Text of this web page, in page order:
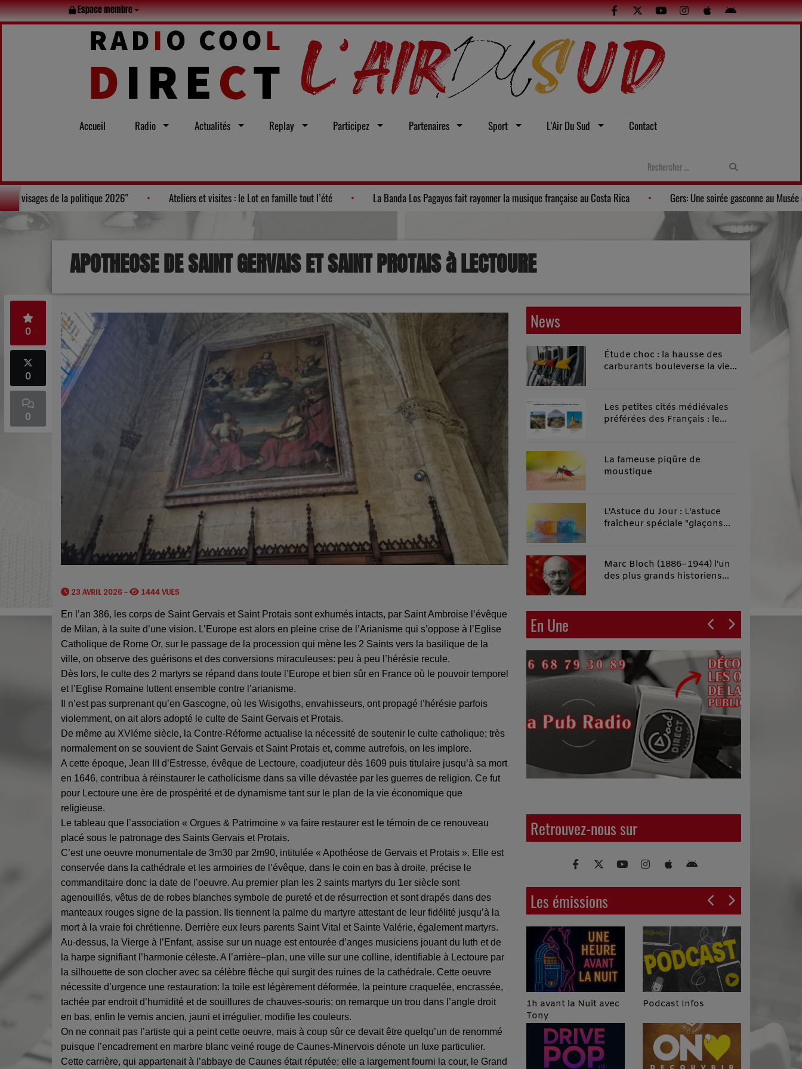
Espace membre
Accueil Radio Actualités Replay Participez Partenaires Sport L'Air Du Sud Contact
figure au Palmarès des "100 nouveaux visages de la politique 2026" Ateliers et visites : le Lot en famille tout l’été La Banda Los Pagayos fait rayonner la musique française au Costa Rica
APOTHEOSE DE SAINT GERVAIS ET SAINT PROTAIS à LECTOURE
0
0
0
23 AVRIL 2026 - 1444 VUES
En l’an 386, les corps de Saint Gervais et Saint Protais sont exhumés intacts, par Saint Ambroise l’évêque
de Milan, à la suite d’une vision. L’Europe est alors en pleine crise de l’Arianisme qui s’oppose à l’Eglise
Catholique de Rome Or, sur le passage de la procession qui mène les 2 Saints vers la basilique de la
ville, on observe des guérisons et des conversions miraculeuses: peu à peu l’hérésie recule.
Dès lors, le culte des 2 martyrs se répand dans toute l’Europe et bien sûr en France où le pouvoir temporel
et l’Eglise Romaine luttent ensemble contre l’arianisme.
Il n’est pas surprenant qu’en Gascogne, où les Wisigoths, envahisseurs, ont propagé l’hérésie parfois
violemment, on ait alors adopté le culte de Saint Gervais et Protais.
De même au XVIéme siècle, la Contre-Réforme actualise la nécessité de soutenir le culte catholique; très
normalement on se souvient de Saint Gervais et Saint Protais et, comme autrefois, on les implore.
A cette époque, Jean III d’Estresse, évêque de Lectoure, coadjuteur dès 1609 puis titulaire jusqu’à sa mort
en 1646, contribua à réinstaurer le catholicisme dans sa ville dévastée par les guerres de religion. Ce fut
pour Lectoure une ère de prospérité et de dynamisme tant sur le plan de la vie économique que
religieuse.
Le tableau que l’association « Orgues & Patrimoine » va faire restaurer est le témoin de ce renouveau
placé sous le patronage des Saints Gervais et Protais.
C’est une oeuvre monumentale de 3m30 par 2m90, intitulée « Apothéose de Gervais et Protais ». Elle est
conservée dans la cathédrale et les armoiries de l’évêque, dans le coin en bas à droite, précise le
commanditaire donc la date de l’oeuvre. Au premier plan les 2 saints martyrs du 1er siècle sont
agenouillés, vêtus de de robes blanches symbole de pureté et de résurrection et sont drapés dans des
manteaux rouges signe de la passion. Ils tiennent la palme du martyre attestant de leur fidélité jusqu’à la
mort à la vraie foi chrétienne. Derrière eux leurs parents Saint Vital et Sainte Valérie, également martyrs.
Au-dessus, la Vierge à l’Enfant, assise sur un nuage est entourée d’anges musiciens jouant du luth et de
la harpe signifiant l’harmonie céleste. A l’arrière–plan, une ville sur une colline, identifiable à Lectoure par
la silhouette de son clocher avec sa célèbre flèche qui surgit des ruines de la cathédrale. Cette oeuvre
nécessite d’urgence une restauration: la toile est légèrement déformée, la peinture craquelée, encrassée,
tachée par endroit d’humidité et de souillures de chauves-souris; on remarque un trou dans l’angle droit
en bas, enfin le vernis ancien, jauni et irrégulier, modifie les couleurs.
On ne connait pas l’artiste qui a peint cette oeuvre, mais à coup sûr ce devait être quelqu’un de renommé
puisque l’encadrement en marbre blanc veiné rouge de Caunes-Minervois dénote un luxe particulier.
Cette carrière, qui appartenait à l’abbaye de Caunes était réputée; elle a largement fourni la cour, le Grand
News
Étude choc : la hausse des
carburants bouleverse la vie
Les petites cités médiévales
préférées des Français : le
La fameuse piqûre de
moustique
L'Astuce du Jour : L'astuce
fraîcheur spéciale "glaçons
Marc Bloch (1886–1944) l'un
des plus grands historiens
En Une
Retrouvez-nous sur
Les émissions
Art of Mixing Series
Anza
1h avant la Nuit avec
Tony
Podcast Infos